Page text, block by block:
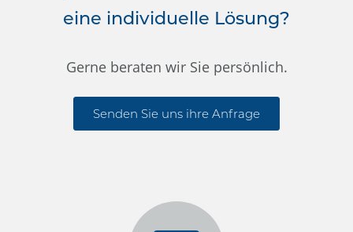
eine individuelle Lösung?
Gerne beraten wir Sie persönlich.
Senden Sie uns ihre Anfrage